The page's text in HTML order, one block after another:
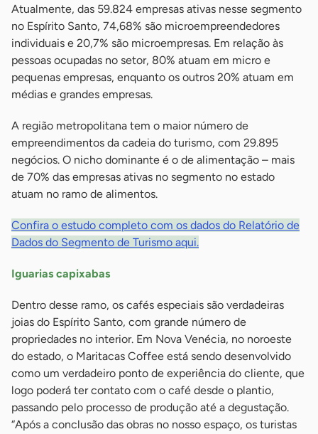
Atualmente, das 59.824 empresas ativas nesse segmento
no Espírito Santo, 74,68% são microempreendedores
individuais e 20,7% são microempresas. Em relação às
pessoas ocupadas no setor, 80% atuam em micro e
pequenas empresas, enquanto os outros 20% atuam em
médias e grandes empresas.
A região metropolitana tem o maior número de
empreendimentos da cadeia do turismo, com 29.895
negócios. O nicho dominante é o de alimentação – mais
de 70% das empresas ativas no segmento no estado
atuam no ramo de alimentos.
Confira o estudo completo com os dados do Relatório de
Dados do Segmento de Turismo aqui.
Iguarias capixabas
Dentro desse ramo, os cafés especiais são verdadeiras
joias do Espírito Santo, com grande número de
propriedades no interior. Em Nova Venécia, no noroeste
do estado, o Maritacas Coffee está sendo desenvolvido
como um verdadeiro ponto de experiência do cliente, que
logo poderá ter contato com o café desde o plantio,
passando pelo processo de produção até a degustação.
“Após a conclusão das obras no nosso espaço, os turistas